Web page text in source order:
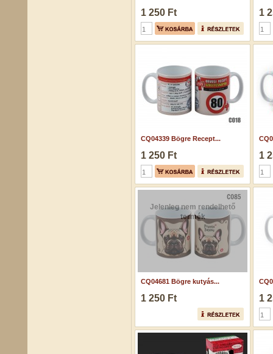
1 250 Ft 1
CQ04339 Bögre Recept...
1 250 Ft 1
Jelenleg nem rendelhető
termék
CQ04681 Bögre kutyás...
1 250 Ft 1